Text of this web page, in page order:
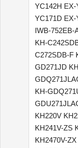
YC142H
YC171D EX-
IWB-752EB-
KH-
C272SDB-F
GD271JD
KH-
KH220V
KH241V-ZS
KH2470V-